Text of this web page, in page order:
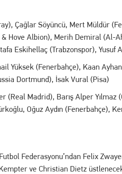
Çağlar Söyüncü, Mert Müldür
Hove Albion), Merih Demiral (Al-
Eskihellaç (Trabzonspor), Yusuf
Yüksek (Fenerbahçe), Kaan
Dortmund), İsak Vural (Pisa)
Madrid), Barış Alper Yılmaz
Oğuz Aydın (Fenerbahçe),
Federasyonu’ndan Felix
ve Christian Dietz